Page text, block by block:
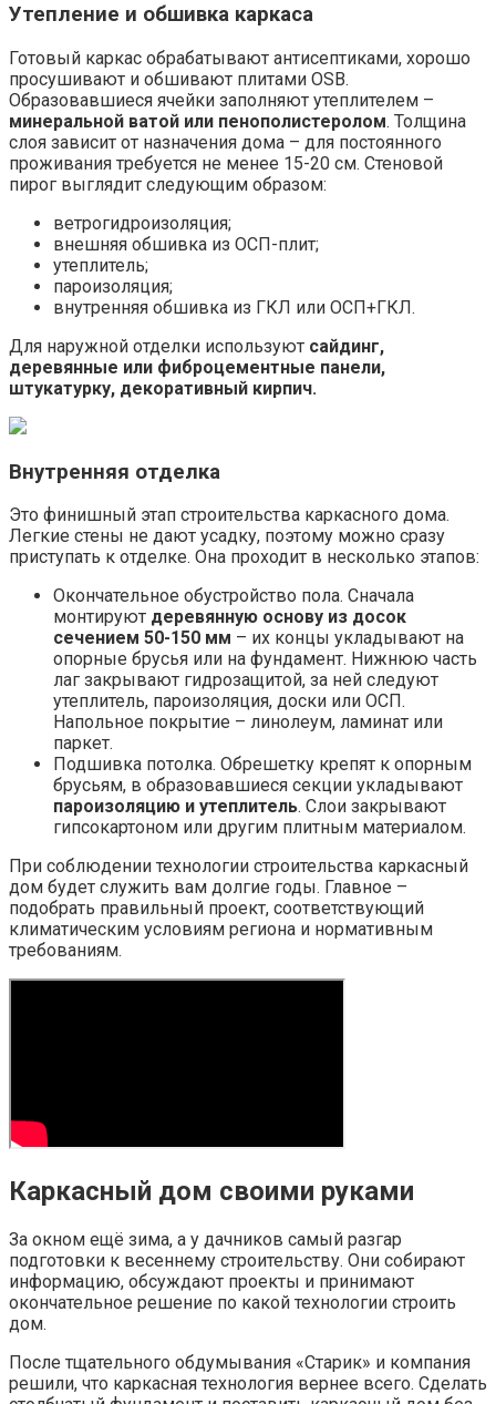
Утепление и обшивка каркаса
Готовый каркас обрабатывают антисептиками, хорошо
просушивают и обшивают плитами OSB.
Образовавшиеся ячейки заполняют утеплителем –
минеральной ватой или пенополистеролом. Толщина
слоя зависит от назначения дома – для постоянного
проживания требуется не менее 15-20 см. Стеновой
пирог выглядит следующим образом:
ветрогидроизоляция;
внешняя обшивка из ОСП-плит;
утеплитель;
пароизоляция;
внутренняя обшивка из ГКЛ или ОСП+ГКЛ.
Для наружной отделки используют сайдинг,
деревянные или фиброцементные панели,
штукатурку, декоративный кирпич.
Внутренняя отделка
Это финишный этап строительства каркасного дома.
Легкие стены не дают усадку, поэтому можно сразу
приступать к отделке. Она проходит в несколько этапов:
Окончательное обустройство пола. Сначала
монтируют деревянную основу из досок
сечением 50-150 мм – их концы укладывают на
опорные брусья или на фундамент. Нижнюю часть
лаг закрывают гидрозащитой, за ней следуют
утеплитель, пароизоляция, доски или ОСП.
Напольное покрытие – линолеум, ламинат или
паркет.
Подшивка потолка. Обрешетку крепят к опорным
брусьям, в образовавшиеся секции укладывают
пароизоляцию и утеплитель. Слои закрывают
гипсокартоном или другим плитным материалом.
При соблюдении технологии строительства каркасный
дом будет служить вам долгие годы. Главное –
подобрать правильный проект, соответствующий
климатическим условиям региона и нормативным
требованиям.
Каркасный дом своими руками
За окном ещё зима, а у дачников самый разгар
подготовки к весеннему строительству. Они собирают
информацию, обсуждают проекты и принимают
окончательное решение по какой технологии строить
дом.
После тщательного обдумывания «Старик» и компания
решили, что каркасная технология вернее всего. Сделать